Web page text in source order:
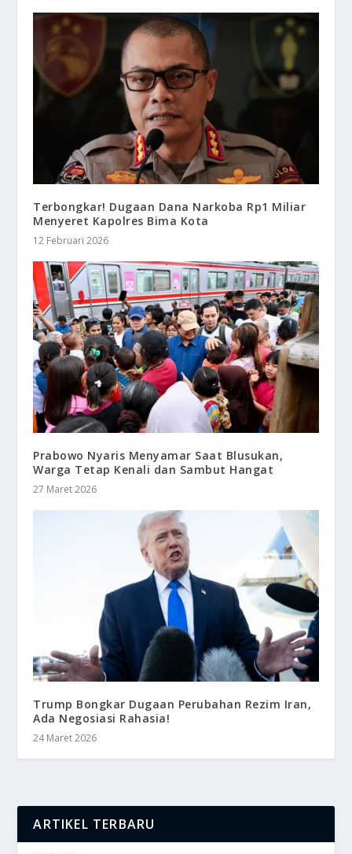
Terbongkar! Dugaan Dana Narkoba Rp1 Miliar
Menyeret Kapolres Bima Kota
12 Februari 2026
Prabowo Nyaris Menyamar Saat Blusukan,
Warga Tetap Kenali dan Sambut Hangat
27 Maret 2026
Trump Bongkar Dugaan Perubahan Rezim Iran,
Ada Negosiasi Rahasia!
24 Maret 2026
ARTIKEL TERBARU